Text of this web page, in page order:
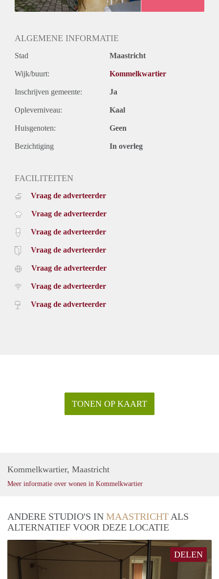
ALGEMENE INFORMATIE
Stad Maastricht
Wijk/buurt: Kommelkwartier
Inschrijven gemeente: Ja
Opleverniveau: Kaal
Huisgenoten: Geen
Bezichtiging In overleg
FACILITEITEN
Vraag de adverteerder
Vraag de adverteerder
Vraag de adverteerder
Vraag de adverteerder
Vraag de adverteerder
Vraag de adverteerder
Vraag de adverteerder
TONEN OP KAART
Kommelkwartier, Maastricht
Meer informatie over wonen in Kommelkwartier
ANDERE STUDIO'S IN MAASTRICHT ALS
ALTERNATIEF VOOR DEZE LOCATIE
DELEN